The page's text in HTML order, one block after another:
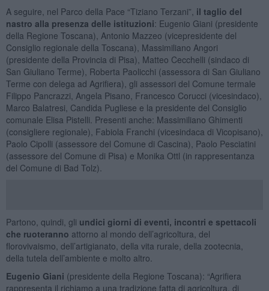
A seguire, nel Parco della Pace “Tiziano Terzani”, il taglio del
nastro alla presenza delle istituzioni: Eugenio Giani (presidente
della Regione Toscana), Antonio Mazzeo (vicepresidente del
Consiglio regionale della Toscana), Massimiliano Angori
(presidente della Provincia di Pisa), Matteo Cecchelli (sindaco di
San Giuliano Terme), Roberta Paolicchi (assessora di San Giuliano
Terme con delega ad Agrifiera), gli assessori del Comune termale
Filippo Pancrazzi, Angela Pisano, Francesco Corucci (vicesindaco),
Marco Balatresi, Candida Pugliese e la presidente del Consiglio
comunale Elisa Pistelli. Presenti anche: Massimiliano Ghimenti
(consigliere regionale), Fabiola Franchi (vicesindaca di Vicopisano),
Paolo Cipolli (assessore del Comune di Cascina), Paolo Pesciatini
(assessore del Comune di Pisa) e Monika Ottl (in rappresentanza
del Comune di Bad Tolz).
Partono, quindi, gli undici giorni di eventi, incontri e spettacoli
che ruoteranno attorno al mondo dell’agricoltura, del
florovivaismo, dell’artigianato, della vita rurale, della zootecnia,
della tutela dell’ambiente e molto altro.
Eugenio Giani (presidente della Regione Toscana): “Agrifiera
rappresenta il richiamo a una tradizione fatta di agricoltura, di